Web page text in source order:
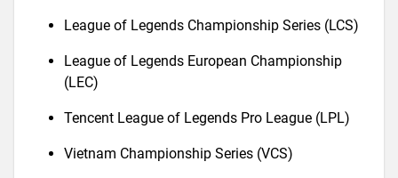
League of Legends Championship Series (LCS)
League of Legends European Championship
(LEC)
Tencent League of Legends Pro League (LPL)
Vietnam Championship Series (VCS)